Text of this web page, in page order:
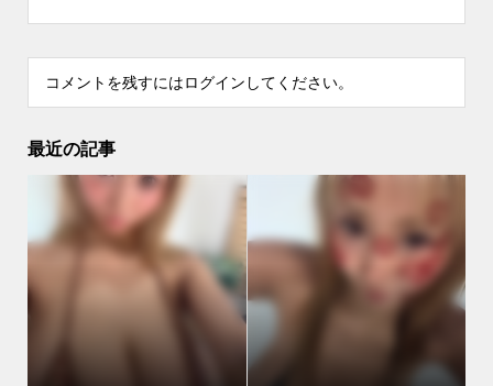
コメントを残すにはログインしてください。
最近の記事